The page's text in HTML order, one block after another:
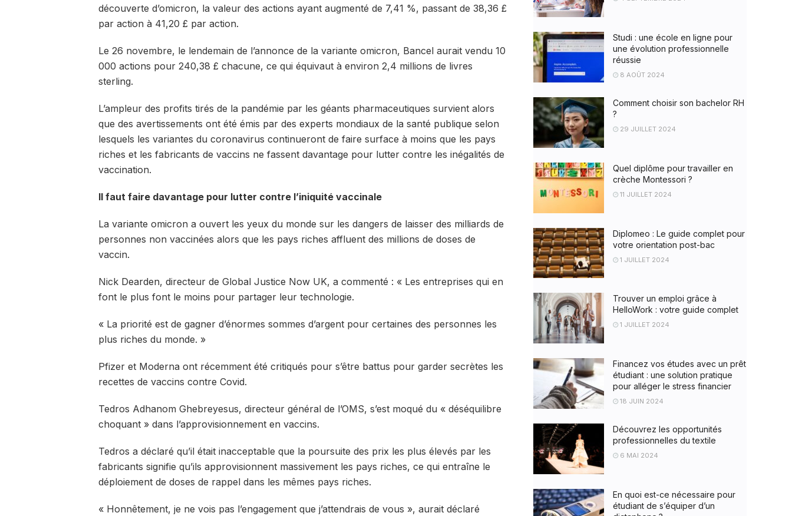
découverte d’omicron, la valeur des actions ayant augmenté de 7,41 %, passant de 38,36 £
par action à 41,20 £ par action.
Le 26 novembre, le lendemain de l’annonce de la variante omicron, Bancel aurait vendu 10
000 actions pour 240,38 £ chacune, ce qui équivaut à environ 2,4 millions de livres
sterling.
L’ampleur des profits tirés de la pandémie par les géants pharmaceutiques survient alors
que des avertissements ont été émis par des experts mondiaux de la santé publique selon
lesquels les variantes du coronavirus continueront de faire surface à moins que les pays
riches et les fabricants de vaccins ne fassent davantage pour lutter contre les inégalités de
vaccination.
Il faut faire davantage pour lutter contre l’iniquité vaccinale
La variante omicron a ouvert les yeux du monde sur les dangers de laisser des milliards de
personnes non vaccinées alors que les pays riches affluent des millions de doses de
vaccin.
Nick Dearden, directeur de Global Justice Now UK, a commenté : « Les entreprises qui en
font le plus font le moins pour partager leur technologie.
« La priorité est de gagner d’énormes sommes d’argent pour certaines des personnes les
plus riches du monde. »
Pfizer et Moderna ont récemment été critiqués pour s’être battus pour garder secrètes les
recettes de vaccins contre Covid.
Tedros Adhanom Ghebreyesus, directeur général de l’OMS, s’est moqué du « déséquilibre
choquant » dans l’approvisionnement en vaccins.
Tedros a déclaré qu’il était inacceptable que la poursuite des prix les plus élevés par les
fabricants signifie qu’ils approvisionnent massivement les pays riches, ce qui entraîne le
déploiement de doses de rappel dans les mêmes pays riches.
« Honnêtement, je ne vois pas l’engagement que j’attendrais de vous », aurait déclaré
Studi : une école en ligne pour
une évolution professionnelle
réussie
8 AOÛT 2024
Comment choisir son bachelor RH
?
29 JUILLET 2024
Quel diplôme pour travailler en
crèche Montessori ?
11 JUILLET 2024
Diplomeo : Le guide complet pour
votre orientation post-bac
1 JUILLET 2024
Trouver un emploi grâce à
HelloWork : votre guide complet
1 JUILLET 2024
Financez vos études avec un prêt
étudiant : une solution pratique
pour alléger le stress financier
18 JUIN 2024
Découvrez les opportunités
professionnelles du textile
6 MAI 2024
En quoi est-ce nécessaire pour
étudiant de s’équiper d’un